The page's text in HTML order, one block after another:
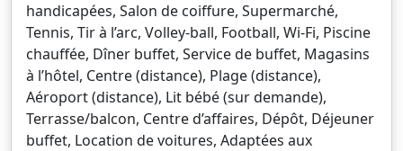
handicapées, Salon de coiffure, Supermarché,
Tennis, Tir à l’arc, Volley-ball, Football, Wi-Fi, Piscine
chauffée, Dîner buffet, Service de buffet, Magasins
à l’hôtel, Centre (distance), Plage (distance),
Aéroport (distance), Lit bébé (sur demande),
Terrasse/balcon, Centre d’affaires, Dépôt, Déjeuner
buffet, Location de voitures, Adaptées aux